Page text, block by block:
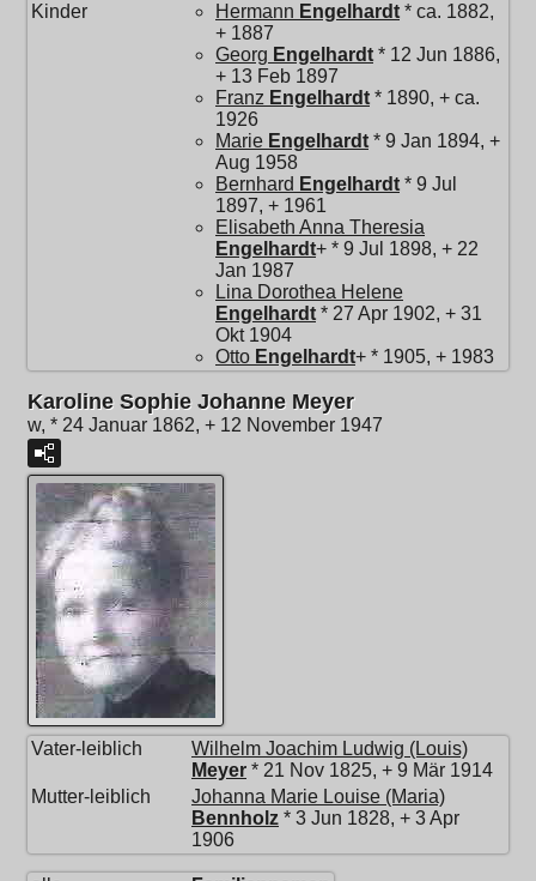
Kinder
Hermann Engelhardt * ca. 1882,
+ 1887
Georg Engelhardt * 12 Jun 1886,
+ 13 Feb 1897
Franz Engelhardt * 1890, + ca.
1926
Marie Engelhardt * 9 Jan 1894, +
Aug 1958
Bernhard Engelhardt * 9 Jul
1897, + 1961
Elisabeth Anna Theresia
Engelhardt+ * 9 Jul 1898, + 22
Jan 1987
Lina Dorothea Helene
Engelhardt * 27 Apr 1902, + 31
Okt 1904
Otto Engelhardt+ * 1905, + 1983
Karoline Sophie Johanne Meyer
w, * 24 Januar 1862, + 12 November 1947
Vater-leiblich
Wilhelm Joachim Ludwig (Louis)
Meyer * 21 Nov 1825, + 9 Mär 1914
Mutter-leiblich
Johanna Marie Louise (Maria)
Bennholz * 3 Jun 1828, + 3 Apr
1906